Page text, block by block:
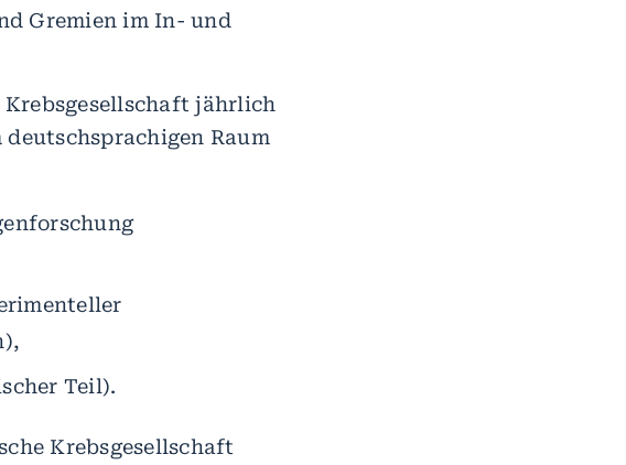
Gremien im In- und
Krebsgesellschaft jährlich
Raum
Teil).
Krebsgesellschaft